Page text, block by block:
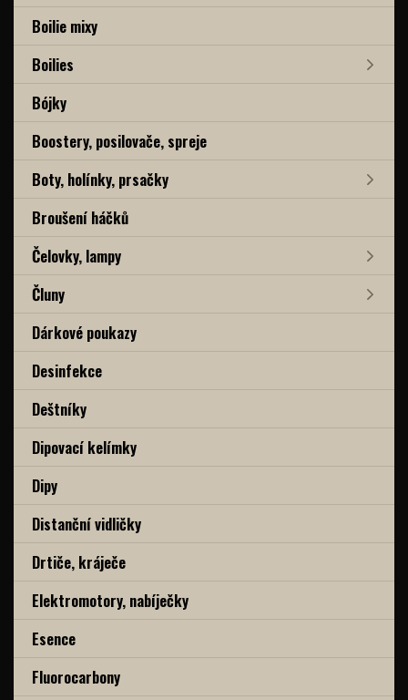
Boilie mixy
Boilies
Bójky
Boostery, posilovače, spreje
Boty, holínky, prsačky
Broušení háčků
Čelovky, lampy
Čluny
Dárkové poukazy
Desinfekce
Deštníky
Dipovací kelímky
Dipy
Distanční vidličky
Drtiče, kráječe
Elektromotory, nabíječky
Esence
Fluorocarbony